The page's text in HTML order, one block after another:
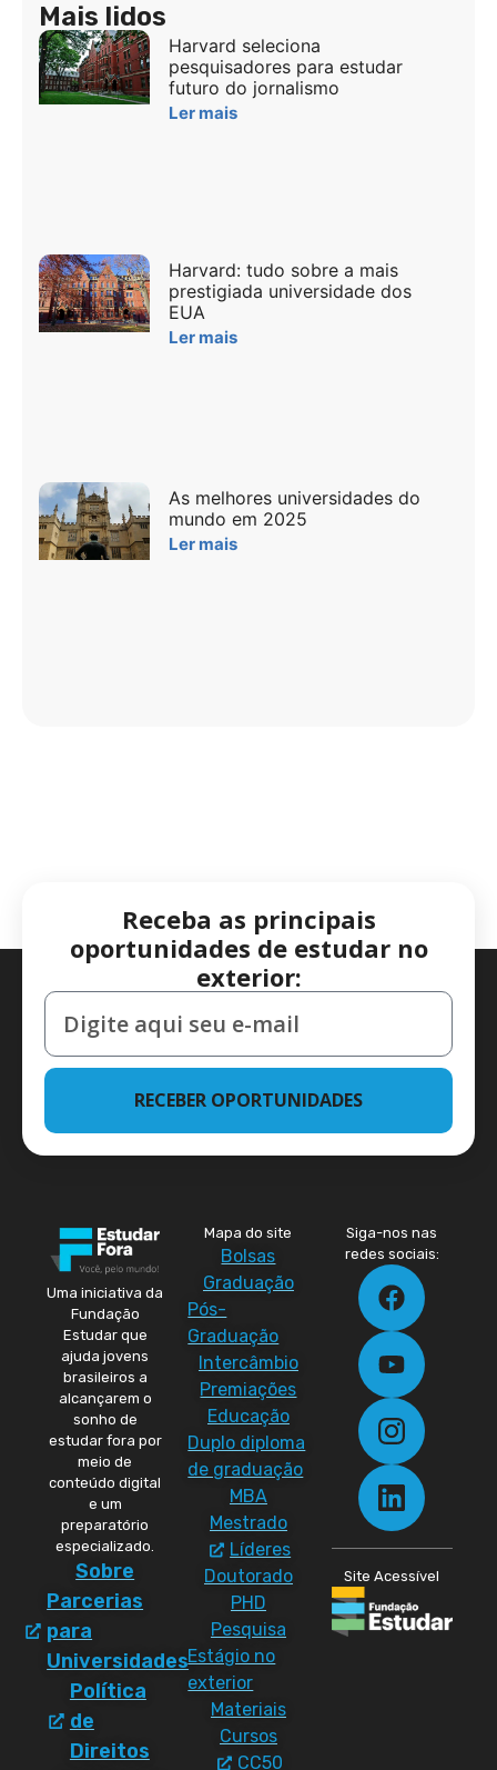
Mais lidos
Harvard seleciona
pesquisadores para estudar
futuro do jornalismo
Ler mais
Harvard: tudo sobre a mais
prestigiada universidade dos
EUA
Ler mais
As melhores universidades do
mundo em 2025
Ler mais
Receba as principais
oportunidades de estudar no
exterior:
RECEBER OPORTUNIDADES
Uma iniciativa da
Fundação
Estudar que
ajuda jovens
brasileiros a
alcançarem o
sonho de
estudar fora por
meio de
conteúdo digital
e um
preparatório
especializado.
Sobre
Parcerias
para
Universidades
Política
de
Direitos
Mapa do site
Bolsas
Graduação
Pós-
Graduação
Intercâmbio
Premiações
Educação
Duplo diploma
de graduação
MBA
Mestrado
Líderes
Doutorado
PHD
Pesquisa
Estágio no
exterior
Materiais
Cursos
CC50
Siga-nos nas
redes sociais:
Site Acessível